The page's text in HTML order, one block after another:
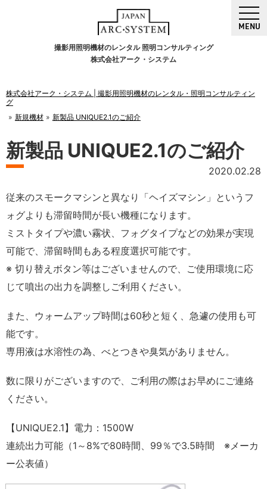
撮影用照明機材のレンタル 照明コンサルティング
株式会社アーク・システム
MENU
株式会社アーク・システム | 撮影用照明機材のレンタル・照明コンサルティン
グ
新規機材
新製品 UNIQUE2.1のご紹介
新製品 UNIQUE2.1のご紹介
2020.02.28
従来のスモークマシンと異なり「ヘイズマシン」というフ
ォグよりも滞留時間が長い機種になります。
ミストタイプや濃い霧状、フォグタイプなどの効果が実現
可能で、滞留時間もある程度選択可能です。
※ 切り替えボタン等はございませんので、ご使用環境に応
じて噴出の出力を調整しご利用ください。
また、ウォームアップ時間は60秒と短く、急遽の使用も可
能です。
専用液は水溶性の為、べとつきや臭気がありません。
数に限りがございますので、ご利用の際はお早めにご連絡
ください。
【UNIQUE2.1】電力：1500W
連続出力可能（1～8%で80時間、99％で3.5時間 ※メーカ
ー公表値）